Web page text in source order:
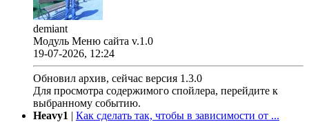
demiant
Модуль Меню сайта v.1.0
19-07-2026, 12:24
Обновил архив, сейчас версия 1.3.0
Для просмотра содержимого спойлера, перейдите к
выбранному событию.
Heavy1 | Как сделать так, чтобы в зависимости от ...